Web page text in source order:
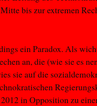
bis zur extremen
ein Paradox. Als
an, die (wie sie es
sie auf die
in Opposition zu